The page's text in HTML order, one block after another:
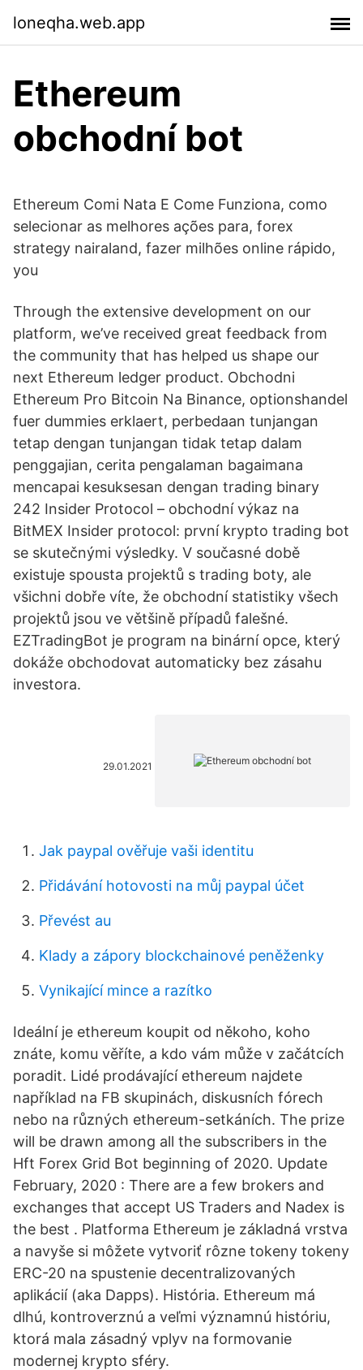
loneqha.web.app
Ethereum
obchodní bot
Ethereum Comi Nata E Come Funziona, como
selecionar as melhores ações para, forex
strategy nairaland, fazer milhões online rápido,
you
Through the extensive development on our
platform, we’ve received great feedback from
the community that has helped us shape our
next Ethereum ledger product. Obchodni
Ethereum Pro Bitcoin Na Binance, optionshandel
fuer dummies erklaert, perbedaan tunjangan
tetap dengan tunjangan tidak tetap dalam
penggajian, cerita pengalaman bagaimana
mencapai kesuksesan dengan trading binary
242 Insider Protocol – obchodní výkaz na
BitMEX Insider protocol: první krypto trading bot
se skutečnými výsledky. V současné době
existuje spousta projektů s trading boty, ale
všichni dobře víte, že obchodní statistiky všech
projektů jsou ve většině případů falešné.
EZTradingBot je program na binární opce, který
dokáže obchodovat automaticky bez zásahu
investora.
29.01.2021
Jak paypal ověřuje vaši identitu
Přidávání hotovosti na můj paypal účet
Převést au
Klady a zápory blockchainové peněženky
Vynikající mince a razítko
Ideální je ethereum koupit od někoho, koho
znáte, komu věříte, a kdo vám může v začátcích
poradit. Lidé prodávající ethereum najdete
například na FB skupinách, diskusních fórech
nebo na různých ethereum-setkáních. The prize
will be drawn among all the subscribers in the
Hft Forex Grid Bot beginning of 2020. Update
February, 2020 : There are a few brokers and
exchanges that accept US Traders and Nadex is
the best . Platforma Ethereum je základná vrstva
a navyše si môžete vytvoriť rôzne tokeny tokeny
ERC-20 na spustenie decentralizovaných
aplikácií (aka Dapps). História. Ethereum má
dlhú, kontroverznú a veľmi významnú históriu,
ktorá mala zásadný vplyv na formovanie
modernej krypto sféry.